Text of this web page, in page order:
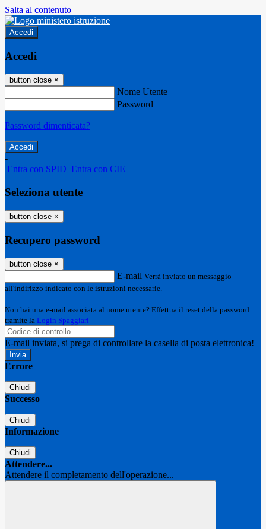
Salta al contenuto
Accedi
Accedi
button close ×
Nome Utente
Password
Password dimenticata?
-
Entra con SPID Entra con CIE
Seleziona utente
button close ×
Recupero password
button close ×
E-mail Verrà inviato un messaggio
all'indirizzo indicato con le istruzioni necessarie.
Non hai una e-mail associata al nome utente? Effettua il reset della password
tramite la Login Spaggiari
E-mail inviata, si prega di controllare la casella di posta elettronica!
Errore
Chiudi
Successo
Chiudi
Informazione
Chiudi
Attendere...
Attendere il completamento dell'operazione...